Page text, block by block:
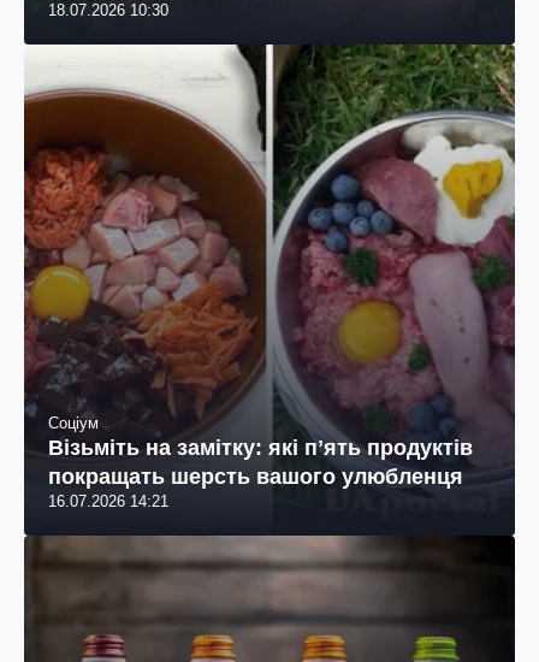
18.07.2026 10:30
Соціум
Візьміть на замітку: які пʼять продуктів
покращать шерсть вашого улюбленця
16.07.2026 14:21